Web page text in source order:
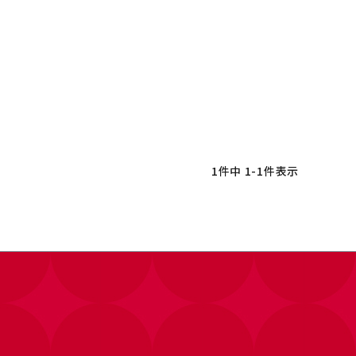
1件中 1-1件表示